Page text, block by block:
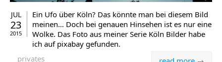
JUL
23
2015
Ein Ufo über Köln? Das könnte man bei diesem Bild
meinen… Doch bei genauen Hinsehen ist es nur eine
Wolke. Das Foto aus meiner Serie Köln Bilder habe
ich auf pixabay gefunden.
privates